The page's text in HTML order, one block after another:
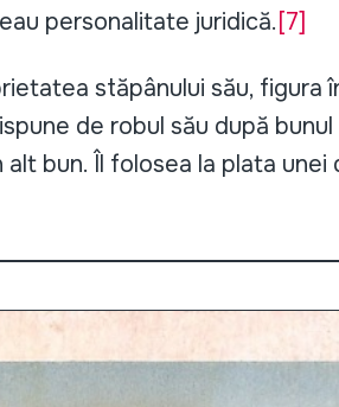
personalitate juridică. [7]
stăpânului său, figura
de robul său după bunul
bun. Îl folosea la plata unei